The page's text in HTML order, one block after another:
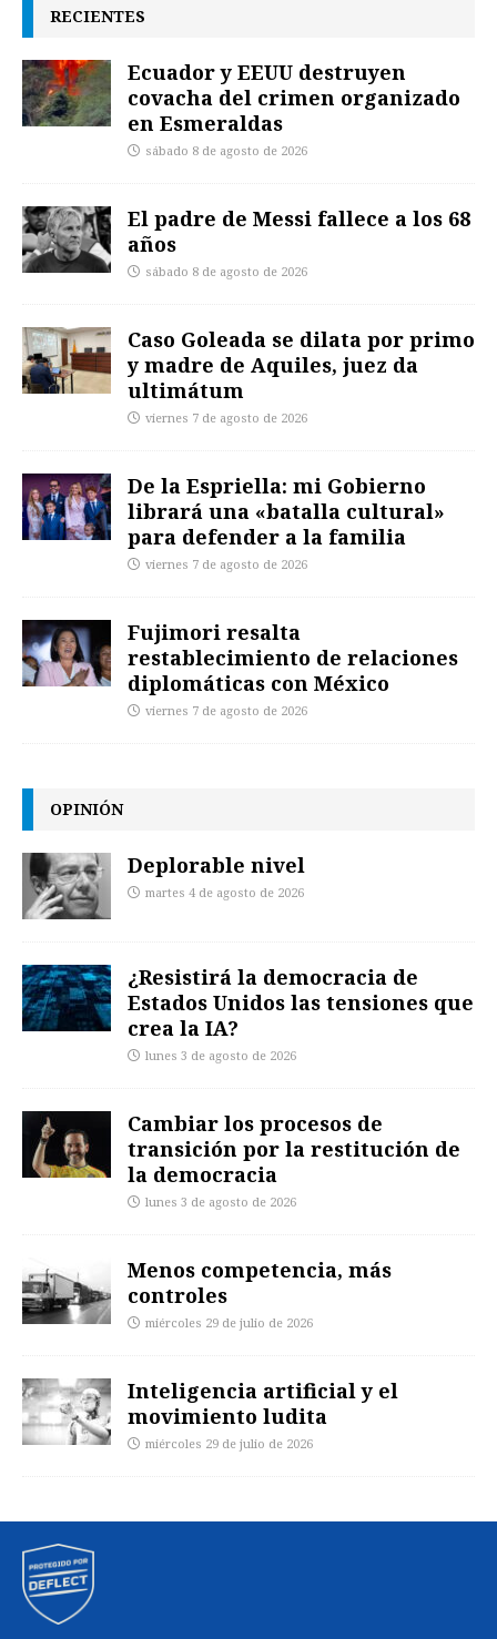
RECIENTES
Ecuador y EEUU destruyen
covacha del crimen organizado
en Esmeraldas
sábado 8 de agosto de 2026
El padre de Messi fallece a los 68
años
sábado 8 de agosto de 2026
Caso Goleada se dilata por primo
y madre de Aquiles, juez da
ultimátum
viernes 7 de agosto de 2026
De la Espriella: mi Gobierno
librará una «batalla cultural»
para defender a la familia
viernes 7 de agosto de 2026
Fujimori resalta
restablecimiento de relaciones
diplomáticas con México
viernes 7 de agosto de 2026
OPINIÓN
Deplorable nivel
martes 4 de agosto de 2026
¿Resistirá la democracia de
Estados Unidos las tensiones que
crea la IA?
lunes 3 de agosto de 2026
Cambiar los procesos de
transición por la restitución de
la democracia
lunes 3 de agosto de 2026
Menos competencia, más
controles
miércoles 29 de julio de 2026
Inteligencia artificial y el
movimiento ludita
miércoles 29 de julio de 2026